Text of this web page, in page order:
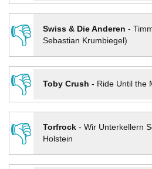
👎
Swiss & Die Anderen -
Sebastian Krumbiegel)
👎
Toby Crush - Ride Until the
👎
Torfrock- Wir Unterkellern
Holstein